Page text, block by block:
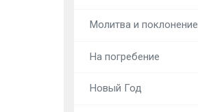
Молитва и поклонение
На погребение
Новый Год